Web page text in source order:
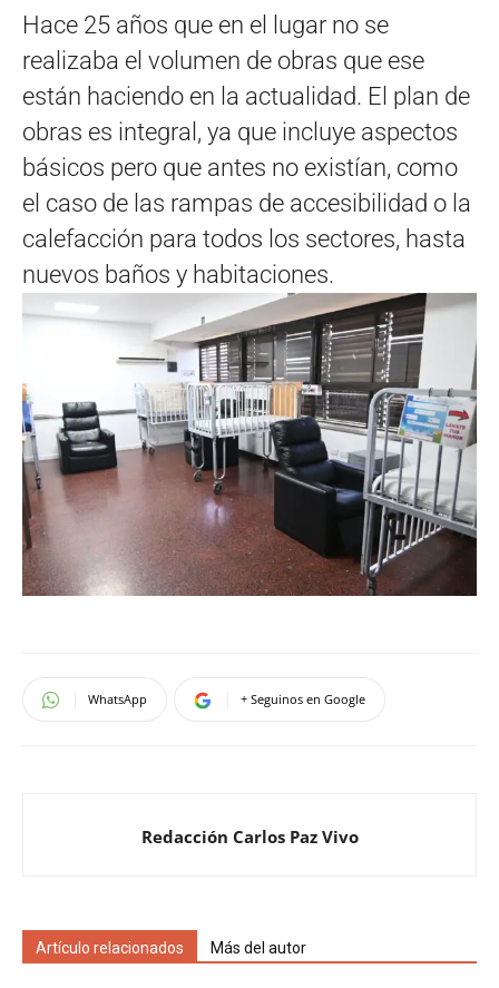
Hace 25 años que en el lugar no se
realizaba el volumen de obras que ese
están haciendo en la actualidad. El plan de
obras es integral, ya que incluye aspectos
básicos pero que antes no existían, como
el caso de las rampas de accesibilidad o la
calefacción para todos los sectores, hasta
nuevos baños y habitaciones.
WhatsApp + Seguinos en Google
Redacción Carlos Paz Vivo
Artículo relacionados Más del autor